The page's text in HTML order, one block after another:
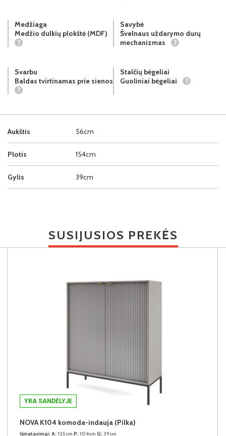
Aukštis 56cm
Plotis 154cm
Gylis 39cm
Medžiaga
Medžio dulkių plokštė (MDF)
?
Savybė
Švelnaus uždarymo durų
mechanizmas
?
Svarbu
Baldas tvirtinamas prie sienos
?
Stalčių bėgeliai
Guoliniai bėgeliai
?
SUSIJUSIOS PREKĖS
YRA SANDĖLYJE
NOVA K104 komoda-indauja (Pilka)
Išmatavimai: A: 125cm P: 104cm G: 39cm